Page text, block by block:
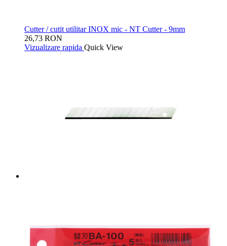
Cutter / cutit utilitar INOX mic - NT Cutter - 9mm
26,73 RON
Vizualizare rapida Quick View